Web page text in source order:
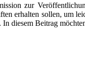
zur
erhalten sollen,
diesem Beitrag